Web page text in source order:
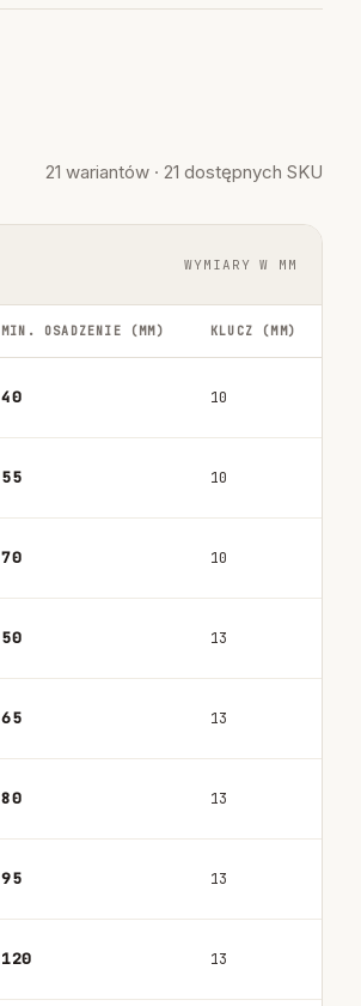
21 wariantów · 21 dostępnych SKU
WYMIARY W MM
MIN. OSADZENIE (MM) KLUCZ (MM)
40 10
55 10
70 10
50 13
65 13
80 13
95 13
120 13